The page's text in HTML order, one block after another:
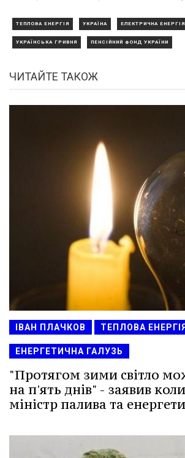
ТЕПЛОВА ЕНЕРГІЯ УКРАЇНА ЕЛЕКТРИЧНА ЕНЕРГІЯ
УКРАЇНСЬКА ГРИВНЯ ПЕНСІЙНИЙ ФОНД УКРАЇНИ
ЧИТАЙТЕ ТАКОЖ
ІВАН ПЛАЧКОВ ТЕПЛОВА
ЕНЕРГЕТИЧНА ГАЛУЗЬ
"Протягом зими світло
на п'ять днів" - заявив
міністр палива та